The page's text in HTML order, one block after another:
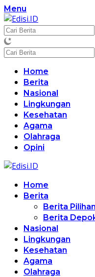
Langsung
ke
konten
Menu
Home
Berita
Nasional
Lingkungan
Kesehatan
Agama
Olahraga
Opini
Home
Berita
Berita Pilihan
Berita
Nasional
Lingkungan
Kesehatan
Agama
Olahraga